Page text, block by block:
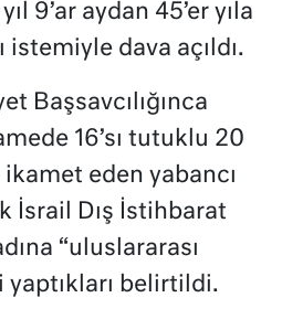
9’ar aydan 45’er yıla
istemiyle dava açıldı.
Başsavcılığınca
16’sı tutuklu 20
ikamet eden yabancı
İsrail Dış İstihbarat
“uluslararası
belirtildi.